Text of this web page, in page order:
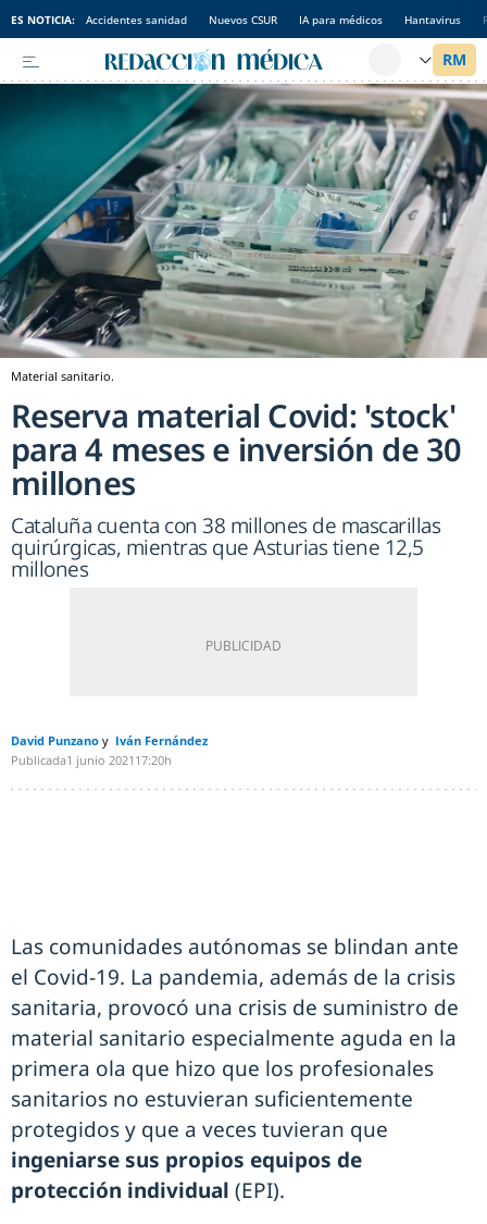
ES NOTICIA: Accidentes sanidad Nuevos CSUR IA para médicos Hantavirus
Material sanitario.
Reserva material Covid: 'stock'
para 4 meses e inversión de 30
millones
Cataluña cuenta con 38 millones de mascarillas
quirúrgicas, mientras que Asturias tiene 12,5
millones
David Punzano
Iván Fernández
Publicada1 junio 2021 17:20h
Las comunidades autónomas se blindan ante
el Covid-19. La pandemia, además de la crisis
sanitaria, provocó una crisis de suministro de
material sanitario especialmente aguda en la
primera ola que hizo que los profesionales
sanitarios no estuvieran suficientemente
protegidos y que a veces tuvieran que
ingeniarse sus propios equipos de
protección individual (EPI).